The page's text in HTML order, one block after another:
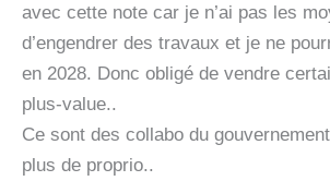
avec cette note car je n’ai pas les
d’engendrer des travaux et je ne
en 2028. Donc obligé de vendre
plus-value..
Ce sont des collabo du
plus de proprio..